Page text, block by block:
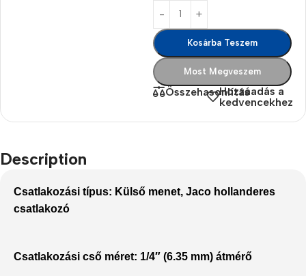
Kosárba Teszem
Most Megveszem
ÖsszehasonlításHozzáadás a
kedvencekhez
Description
Csatlakozási típus: Külső menet, Jaco hollanderes
csatlakozó
Csatlakozási cső méret: 1/4″ (6.35 mm) átmérő